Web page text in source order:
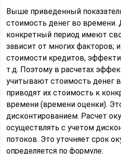
Выше приведенный
стоимость денег во
конкретный период имеют
зависит от многих факторов;
стоимости кредитов,
т.д. Поэтому в расчетах
учитывают стоимость денег
приводят их стоимость к
времени (времени оценки).
дисконтированием. Расчет
осуществлять с учетом
потоков. Это уточняет срок
определяется по формуле: